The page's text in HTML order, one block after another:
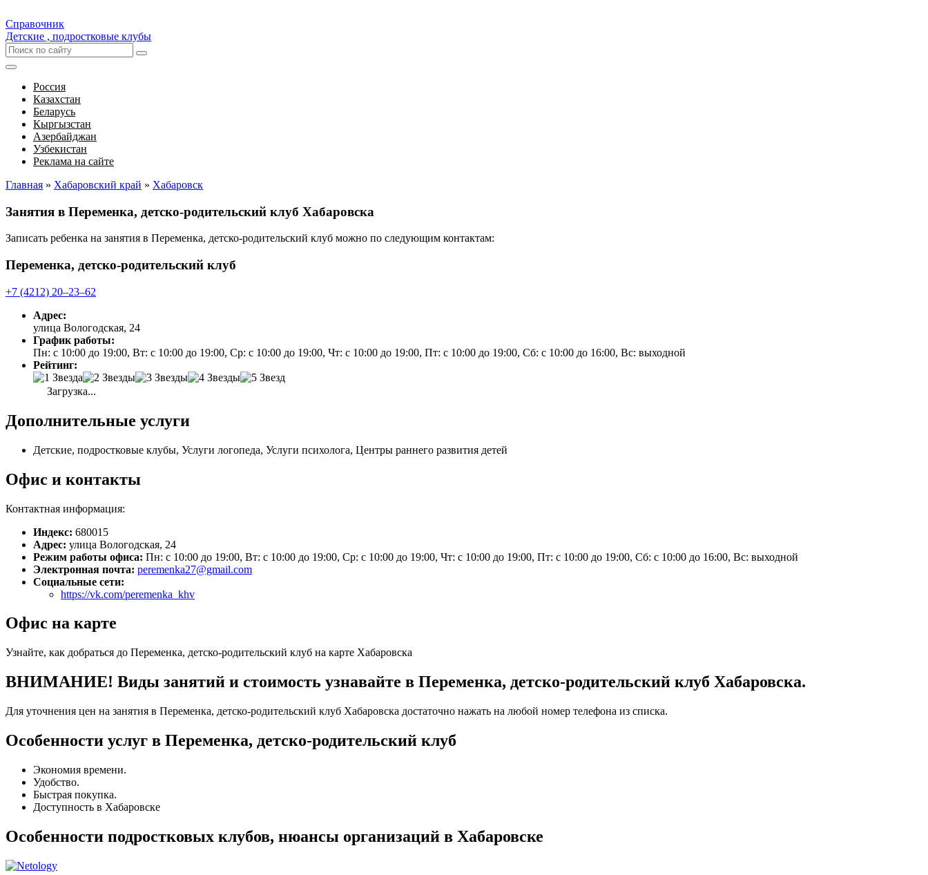
Справочник
Детские , подростковые клубы
Россия
Казахстан
Беларусь
Кыргызстан
Азербайджан
Узбекистан
Реклама на сайте
Главная » Хабаровский край » Хабаровск
Занятия в Переменка, детско-родительский клуб Хабаровска
Записать ребенка на занятия в Переменка, детско-родительский клуб можно по следующим контактам:
Переменка, детско-родительский клуб
+7 (4212) 20‒23‒62
Адрес:
улица Вологодская, 24
График работы:
Пн: с 10:00 до 19:00, Вт: с 10:00 до 19:00, Ср: с 10:00 до 19:00, Чт: с 10:00 до 19:00, Пт: с 10:00 до 19:00, Сб: с 10:00 до 16:00, Вс: выходной
Рейтинг:
Загрузка...
Дополнительные услуги
Детские, подростковые клубы, Услуги логопеда, Услуги психолога, Центры раннего развития детей
Офис и контакты
Контактная информация:
Индекс: 680015
Адрес: улица Вологодская, 24
Режим работы офиса: Пн: с 10:00 до 19:00, Вт: с 10:00 до 19:00, Ср: с 10:00 до 19:00, Чт: с 10:00 до 19:00, Пт: с 10:00 до 19:00, Сб: с 10:00 до 16:00, Вс: выходной
Электронная почта: peremenka27@gmail.com
Социальные сети:
https://vk.com/peremenka_khv
Офис на карте
Узнайте, как добраться до Переменка, детско-родительский клуб на карте Хабаровска
ВНИМАНИЕ! Виды занятий и стоимость узнавайте в Переменка, детско-родительский клуб Хабаровска.
Для уточнения цен на занятия в Переменка, детско-родительский клуб Хабаровска достаточно нажать на любой номер телефона из списка.
Особенности услуг в Переменка, детско-родительский клуб
Экономия времени.
Удобство.
Быстрая покупка.
Доступность в Хабаровске
Особенности подростковых клубов, нюансы организаций в Хабаровске